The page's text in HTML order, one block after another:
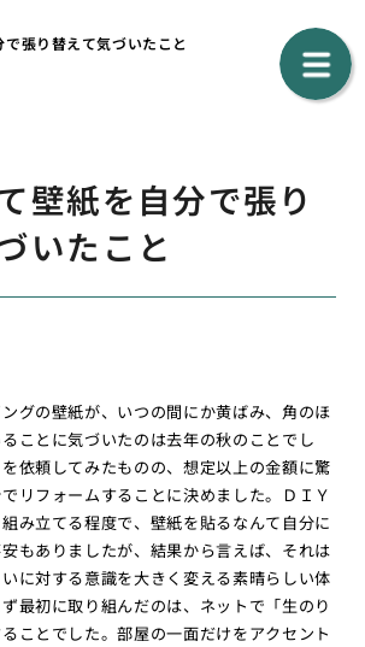
張り替えて気づいたこと
壁紙を自分で張り
いたこと
グの壁紙が、いつの間にか黄ばみ、角のほ
ことに気づいたのは去年の秋のことでし
依頼してみたものの、想定以上の金額に驚
リフォームすることに決めました。ＤＩＹ
み立てる程度で、壁紙を貼るなんて自分に
もありましたが、結果から言えば、それは
に対する意識を大きく変える素晴らしい体
最初に取り組んだのは、ネットで「生のり
ことでした。部屋の一面だけをアクセント